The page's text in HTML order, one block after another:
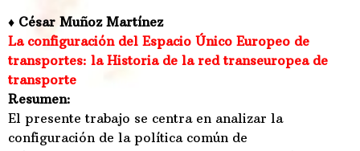
♦ César Muñoz Martínez
La configuración del Espacio Único Europeo de
transportes: la Historia de la red transeuropea de
transporte
Resumen:
El presente trabajo se centra en analizar la
configuración de la política común de